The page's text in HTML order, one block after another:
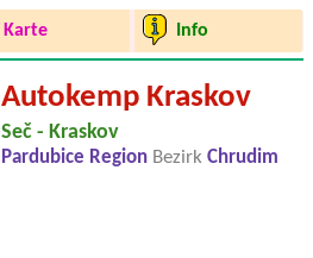
Karte Info
Autokemp Kraskov
Seč - Kraskov
Pardubice Region Bezirk Chrudim